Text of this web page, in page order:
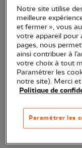
guêpier
sauf pour leur
Notre site utilise
meilleure
et fermer », vous
votre appareil pour
pages, nous
ainsi contribuer à
votre choix à tout
Paramétrer les
notre site). Merci
Politique de
Paramétrer les